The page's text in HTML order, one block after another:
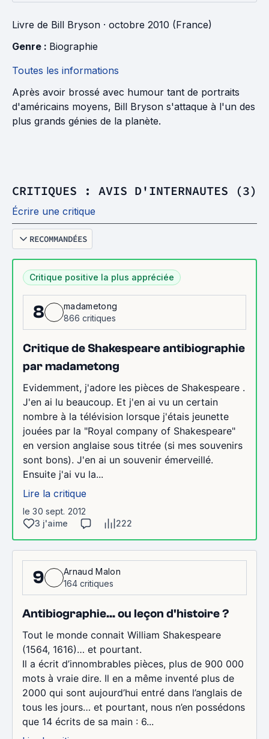
Livre de Bill Bryson · octobre 2010 (France)
Genre : Biographie
Toutes les informations
Après avoir brossé avec humour tant de portraits
d'américains moyens, Bill Bryson s'attaque à l'un des
plus grands génies de la planète.
CRITIQUES : AVIS D'INTERNAUTES (3)
Écrire une critique
RECOMMANDÉES
Critique positive la plus appréciée
8
madametong
866 critiques
Critique de Shakespeare antibiographie
par madametong
Evidemment, j'adore les pièces de Shakespeare .
J'en ai lu beaucoup. Et j'en ai vu un certain
nombre à la télévision lorsque j'étais jeunette
jouées par la "Royal company of Shakespeare"
en version anglaise sous titrée (si mes souvenirs
sont bons). J'en ai un souvenir émerveillé.
Ensuite j'ai vu la...
Lire la critique
le 30 sept. 2012
3 j'aime
222
9
Arnaud Malon
164 critiques
Antibiographie... ou leçon d'histoire ?
Tout le monde connait William Shakespeare
(1564, 1616)… et pourtant.
Il a écrit d’innombrables pièces, plus de 900 000
mots à vraie dire. Il en a même inventé plus de
2000 qui sont aujourd’hui entré dans l’anglais de
tous les jours… et pourtant, nous n’en possédons
que 14 écrits de sa main : 6...